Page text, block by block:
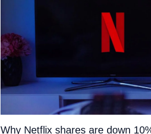
Why Netflix shares are down